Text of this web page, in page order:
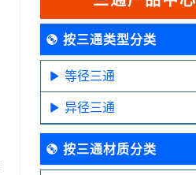
按三通类型分类
等径三通
异径三通
按三通材质分类